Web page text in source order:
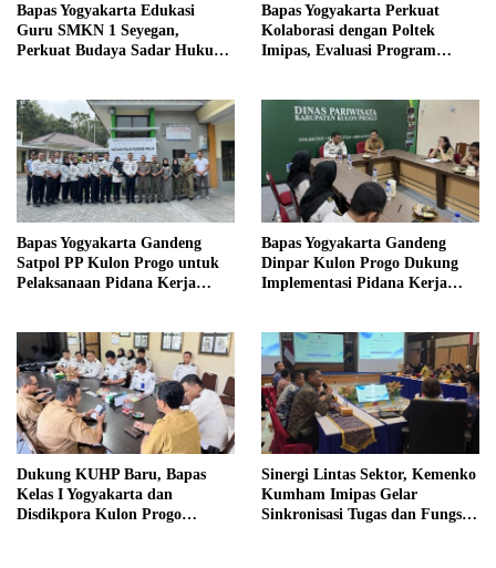
Bapas Yogyakarta Edukasi
Guru SMKN 1 Seyegan,
Perkuat Budaya Sadar Hukum
Bapas Yogyakarta Perkuat
Kolaborasi dengan Poltek
Imipas, Evaluasi Program
Bapas Yogyakarta Gandeng
Satpol PP Kulon Progo untuk
Pelaksanaan Pidana Kerja
Bapas Yogyakarta Gandeng
Dinpar Kulon Progo Dukung
Implementasi Pidana Kerja
Dukung KUHP Baru, Bapas
Kelas I Yogyakarta dan
Disdikpora Kulon Progo
Sinergi Lintas Sektor, Kemenko
Kumham Imipas Gelar
Sinkronisasi Tugas dan Fungsi